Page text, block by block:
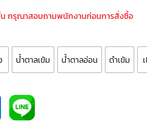
น กรุณาสอบถามพนักงานก่อนการสั่งซื้อ
น้ำตาลเข้ม น้ำตาลอ่อน ดำเข้ม